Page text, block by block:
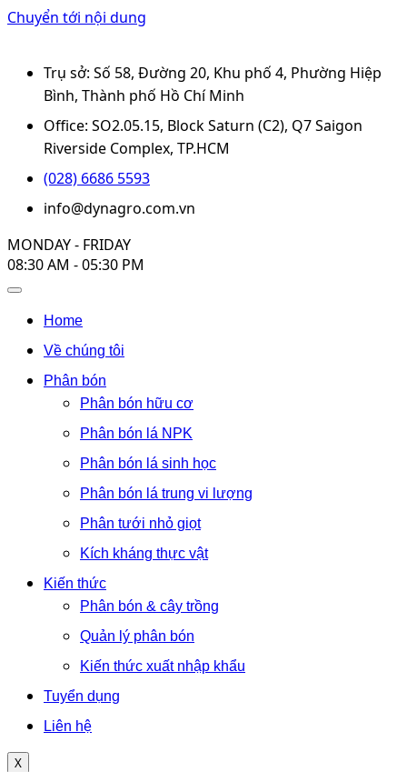
Chuyển tới nội dung
Trụ sở: Số 58, Đường 20, Khu phố 4, Phường Hiệp
Bình, Thành phố Hồ Chí Minh
Office: SO2.05.15, Block Saturn (C2), Q7 Saigon
Riverside Complex, TP.HCM
(028) 6686 5593
info@dynagro.com.vn
MONDAY - FRIDAY
08:30 AM - 05:30 PM
Home
Về chúng tôi
Phân bón
Phân bón hữu cơ
Phân bón lá NPK
Phân bón lá sinh học
Phân bón lá trung vi lượng
Phân tưới nhỏ giọt
Kích kháng thực vật
Kiến thức
Phân bón & cây trồng
Quản lý phân bón
Kiến thức xuất nhập khẩu
Tuyển dụng
Liên hệ
X